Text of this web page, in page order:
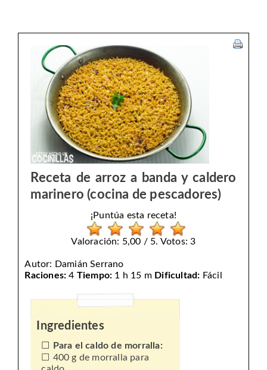
Receta de arroz a banda y caldero
marinero (cocina de pescadores)
¡Puntúa esta receta!
Valoración: 5,00 / 5. Votos: 3
Autor: Damián Serrano
Raciones: 4 Tiempo: 1 h 15 m Dificultad: Fácil
Ingredientes
Para el caldo de morralla:
400 g de morralla para